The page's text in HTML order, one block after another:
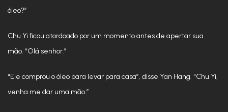
óleo?”
Chu Yi ficou atordoado por um momento antes de apertar sua
mão. “Olá senhor.”
“Ele comprou o óleo para levar para casa”, disse Yan Hang. “Chu Yi,
venha me dar uma mão.”